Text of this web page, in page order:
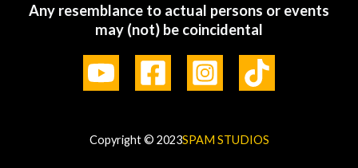
Any resemblance to actual persons or events
may (not) be coincidental
Copyright © 2023SPAM STUDIOS